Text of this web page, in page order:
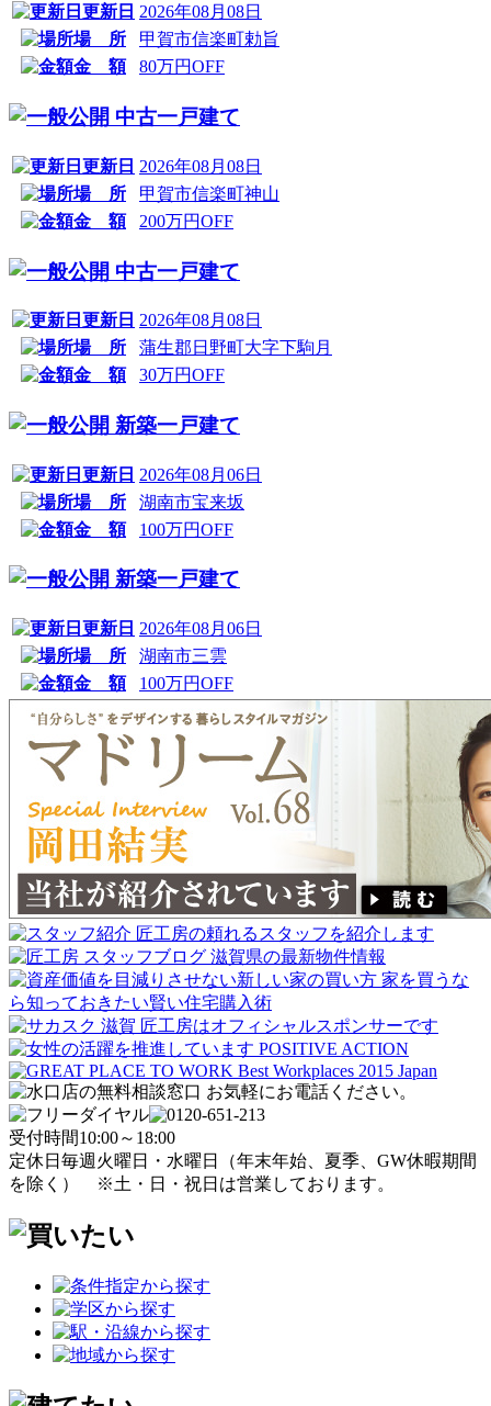
更新日 2026年08月08日
場 所
甲賀市信楽町勅旨
金 額
80万円OFF
中古一戸建て
更新日 2026年08月08日
場 所
甲賀市信楽町神山
金 額
200万円OFF
中古一戸建て
更新日 2026年08月08日
場 所
蒲生郡日野町大字下駒月
金 額
30万円OFF
新築一戸建て
更新日 2026年08月06日
場 所
湖南市宝来坂
金 額
100万円OFF
新築一戸建て
更新日 2026年08月06日
場 所
湖南市三雲
金 額
100万円OFF
受付時間10:00～18:00
定休日 毎週火曜日・水曜日
（年末年始、夏季、GW休暇期間
を除く）
※土・日・祝日は営業しております。